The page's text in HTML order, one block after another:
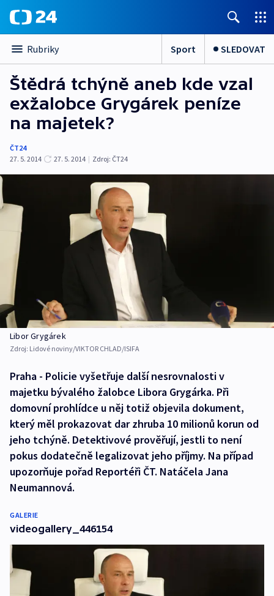
Rubriky Sport SLEDOVAT
Štědrá tchýně aneb kde vzal
exžalobce Grygárek peníze
na majetek?
ČT24
27. 5. 2014
27. 5. 2014 | Zdroj: ČT24
Libor Grygárek
Zdroj: Lidové noviny/VIKTOR CHLAD/ISIFA
Praha - Policie vyšetřuje další nesrovnalosti v
majetku bývalého žalobce Libora Grygárka. Při
domovní prohlídce u něj totiž objevila dokument,
který měl prokazovat dar zhruba 10 milionů korun od
jeho tchýně. Detektivové prověřují, jestli to není
pokus dodatečně legalizovat jeho příjmy. Na případ
upozorňuje pořad Reportéři ČT. Natáčela Jana
Neumannová.
GALERIE
videogallery_446154